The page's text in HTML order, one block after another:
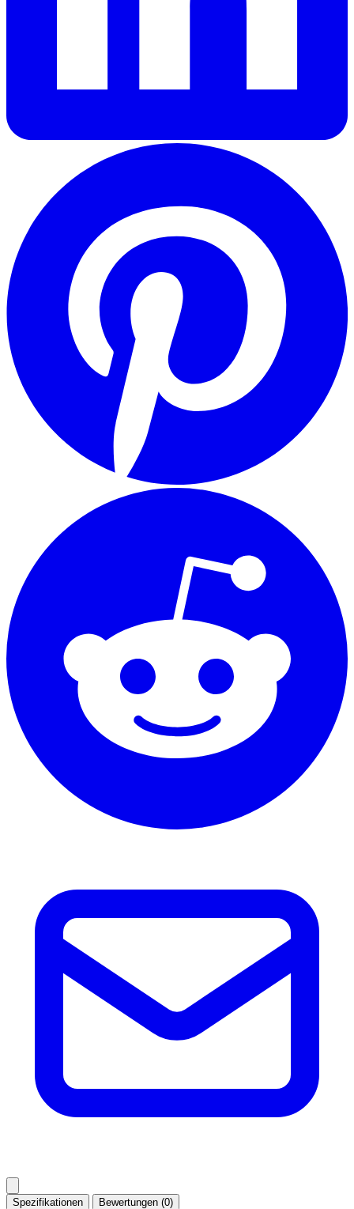
Spezifikationen Bewertungen (0)